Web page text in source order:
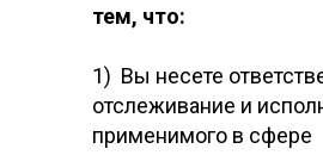
тем, что:
1) Вы несете
отслеживание и
применимого в сфере